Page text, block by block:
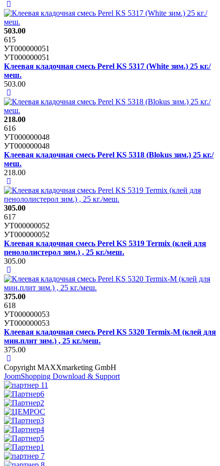
503.00
615
УТ000000051
УТ000000051
Клеевая кладочная смесь Perel KS 5317 (White зим.) 25 кг./
меш.
503.00
218.00
616
УТ000000048
УТ000000048
Клеевая кладочная смесь Perel KS 5318 (Blokus зим.) 25 кг./
меш.
218.00
305.00
617
УТ000000052
УТ000000052
Клеевая кладочная смесь Perel KS 5319 Termix (клей для
пенололистерол зим.) , 25 кг./меш.
305.00
375.00
618
УТ000000053
УТ000000053
Клеевая кладочная смесь Perel KS 5320 Termix-М (клей для
мин.плит зим.) , 25 кг./меш.
375.00
Copyright MAXXmarketing GmbH
JoomShopping Download & Support